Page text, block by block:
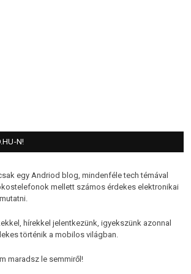
N!
egy Andriod blog, mindenféle tech témával
mellett számos érdekes elektronikai
hírekkel jelentkezünk, igyekszünk azonnal
történik a mobilos világban.
maradsz le semmiről!